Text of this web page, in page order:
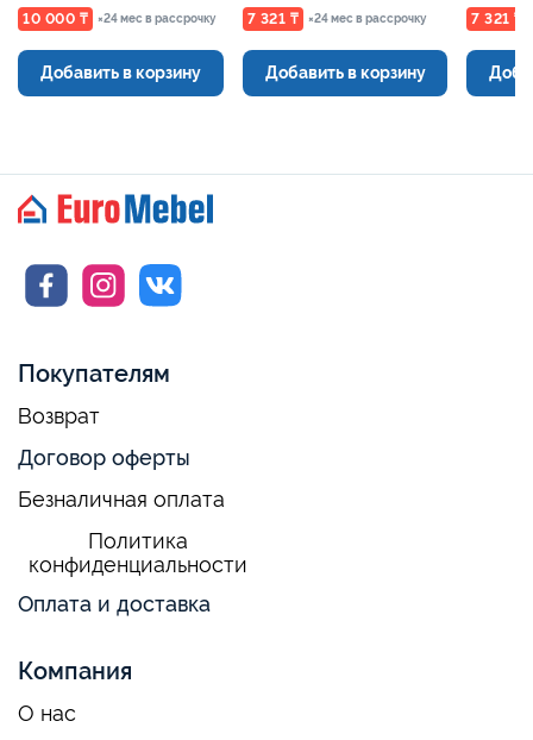
10 000 ₸ ×24 мес в рассрочку
Добавить в корзину
7 321 ₸ ×24 мес в рассрочку
Добавить в корзину
7 321 ₸
Покупателям
Возврат
Договор оферты
Безналичная оплата
Политика
конфиденциальности
Оплата и доставка
Компания
О нас